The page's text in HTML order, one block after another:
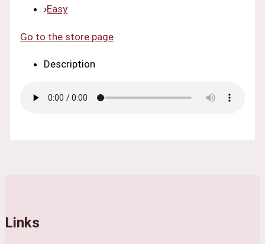
›Easy
Go to the store page
Description
Links